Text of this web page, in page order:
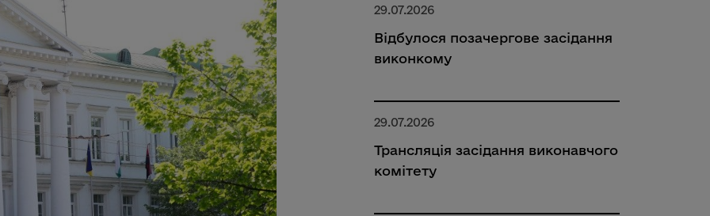
29.07.2026
Відбулося позачергове засідання
виконкому
29.07.2026
Трансляція засідання виконавчого
комітету